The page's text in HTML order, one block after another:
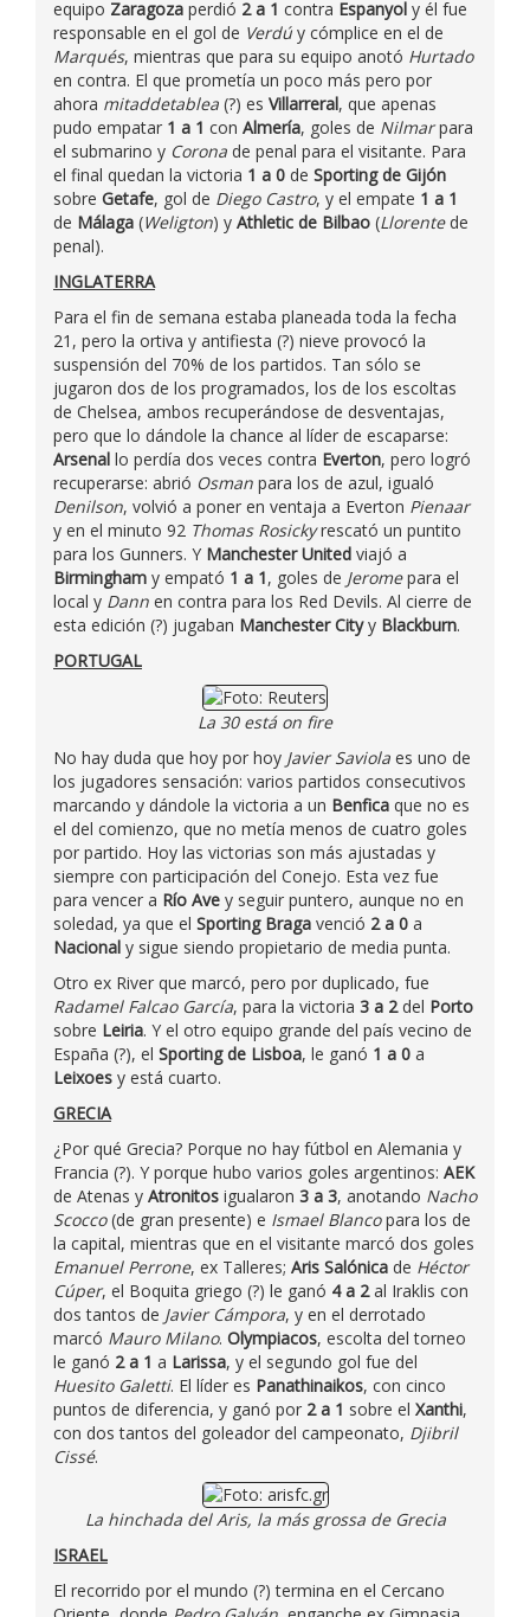
equipo Zaragoza perdió 2 a 1 contra Espanyol y él fue
responsable en el gol de Verdú y cómplice en el de
Marqués, mientras que para su equipo anotó Hurtado
en contra. El que prometía un poco más pero por
ahora mitaddetablea (?) es Villarreral, que apenas
pudo empatar 1 a 1 con Almería, goles de Nilmarpara
el submarino y Corona de penal para el visitante. Para
el final quedan la victoria 1 a 0 de Sporting de Gijón
sobre Getafe, gol de Diego Castro, y el empate 1 a 1
de Málaga (Weligton) y Athletic de Bilbao (Llorente de
penal).
INGLATERRA
Para el fin de semana estaba planeada toda la fecha
21, pero la ortiva y antifiesta (?) nieve provocó la
suspensión del 70% de los partidos. Tan sólo se
jugaron dos de los programados, los de los escoltas
de Chelsea, ambos recuperándose de desventajas,
pero que lo dándole la chance al líder de escaparse:
Arsenal lo perdía dos veces contra Everton, pero logró
recuperarse: abrió Osman para los de azul, igualó
Denilson, volvió a poner en ventaja a Everton Pienaar
y en el minuto 92 Thomas Rosickyrescató un puntito
para los Gunners. Y Manchester United viajó a
Birmingham y empató 1 a 1, goles de Jeromepara el
local y Dann en contra para los Red Devils. Al cierre de
esta edición (?) jugaban Manchester Cityy Blackburn.
PORTUGAL
La 30 está on fire
No hay duda que hoy por hoy Javier Saviola es uno de
los jugadores sensación: varios partidos consecutivos
marcando y dándole la victoria a un Benfica que no es
el del comienzo, que no metía menos de cuatro goles
por partido. Hoy las victorias son más ajustadas y
siempre con participación del Conejo. Esta vez fue
para vencer a Río Ave y seguir puntero, aunque no en
soledad, ya que el Sporting Braga venció 2 a 0 a
Nacional y sigue siendo propietario de media punta.
Otro ex River que marcó, pero por duplicado, fue
Radamel Falcao García, para la victoria 3 a 2del Porto
sobre Leiria. Y el otro equipo grande del país vecino de
España (?), el Sporting de Lisboa, le ganó 1 a 0 a
Leixoes y está cuarto.
GRECIA
¿Por qué Grecia? Porque no hay fútbol en Alemania y
Francia (?). Y porque hubo varios goles argentinos: AEK
de Atenas y Atronitos igualaron 3 a 3, anotando Nacho
Scocco(de gran presente) e Ismael Blancopara los de
la capital, mientras que en el visitante marcó dos goles
Emanuel Perrone, ex Talleres; Aris Salónica de Héctor
Cúper, el Boquita griego (?) le ganó 4 a 2al Iraklis con
dos tantos de Javier Cámpora, y en el derrotado
marcó Mauro Milano. Olympiacos, escolta del torneo
le ganó 2 a 1 a Larissa, y el segundo gol fue del
Huesito Galetti. El líder es Panathinaikos, con cinco
puntos de diferencia, y ganó por 2 a 1 sobre el Xanthi,
con dos tantos del goleador del campeonato, Djibril
Cissé.
La hinchada del Aris, la más grossa de Grecia
ISRAEL
El recorrido por el mundo (?) termina en el Cercano